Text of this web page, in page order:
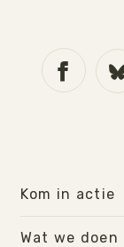
Kom in actie
Wat we doen